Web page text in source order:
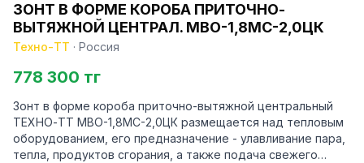
ЗОНТ В ФОРМЕ КОРОБА ПРИТОЧНО-
ВЫТЯЖНОЙ ЦЕНТРАЛ. МВО-1,8МС-2,0ЦК
Техно-ТТ · Россия
778 300 тг
Зонт в форме короба приточно-вытяжной центральный
ТЕХНО-ТТ МВО-1,8МС-2,0ЦК размещается над тепловым
оборудованием, его предназначение - улавливание пара,
тепла, продуктов сгорания, а также подача свежего